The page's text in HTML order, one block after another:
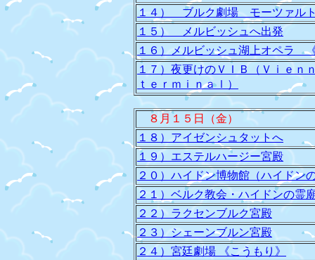
１４） ブルク劇場 モーツァル
１５） メルビッシュへ出発
１６）メルビッシュ湖上オペラ
１７）夜更けのＶＩＢ（Ｖｉｅ
ｔｅｒｍｉｎａｌ）
８月１５日（金）
１８）アイゼンシュタットへ
１９）エステルハージー宮殿
２０）ハイドン博物館（ハイドン
２１）ベルク教会・ハイドンの霊
２２）ラクセンブルク宮殿
２３）シェーンブルン宮殿
２４）宮廷劇場 《こうもり》